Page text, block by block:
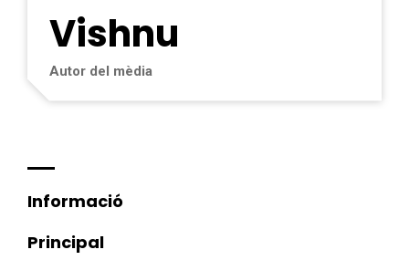
Vishnu
Autor del mèdia
Informació
Principal